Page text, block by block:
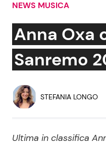
Social News
News dal mondo
NEWS MUSICA
Anna Oxa
Sanremo
STEFANIA LONGO
Ultima in classifica